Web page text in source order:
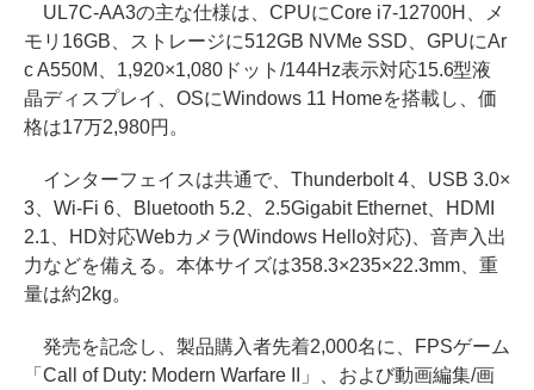
UL7C-AA3の主な仕様は、CPUにCore i7-12700H、メ
モリ16GB、ストレージに512GB NVMe SSD、GPUにAr
c A550M、1,920×1,080ドット/144Hz表示対応15.6型液
晶ディスプレイ、OSにWindows 11 Homeを搭載し、価
格は17万2,980円。
インターフェイスは共通で、Thunderbolt 4、USB 3.0×
3、Wi-Fi 6、Bluetooth 5.2、2.5Gigabit Ethernet、HDMI
2.1、HD対応Webカメラ(Windows Hello対応)、音声入出
力などを備える。本体サイズは358.3×235×22.3mm、重
量は約2kg。
発売を記念し、製品購入者先着2,000名に、FPSゲーム
「Call of Duty: Modern Warfare II」、および動画編集/画